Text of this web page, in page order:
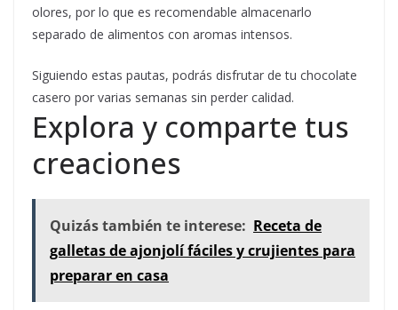
olores, por lo que es recomendable almacenarlo
separado de alimentos con aromas intensos.
Siguiendo estas pautas, podrás disfrutar de tu chocolate
casero por varias semanas sin perder calidad.
Explora y comparte tus
creaciones
Quizás también te interese: Receta de
galletas de ajonjolí fáciles y crujientes para
preparar en casa